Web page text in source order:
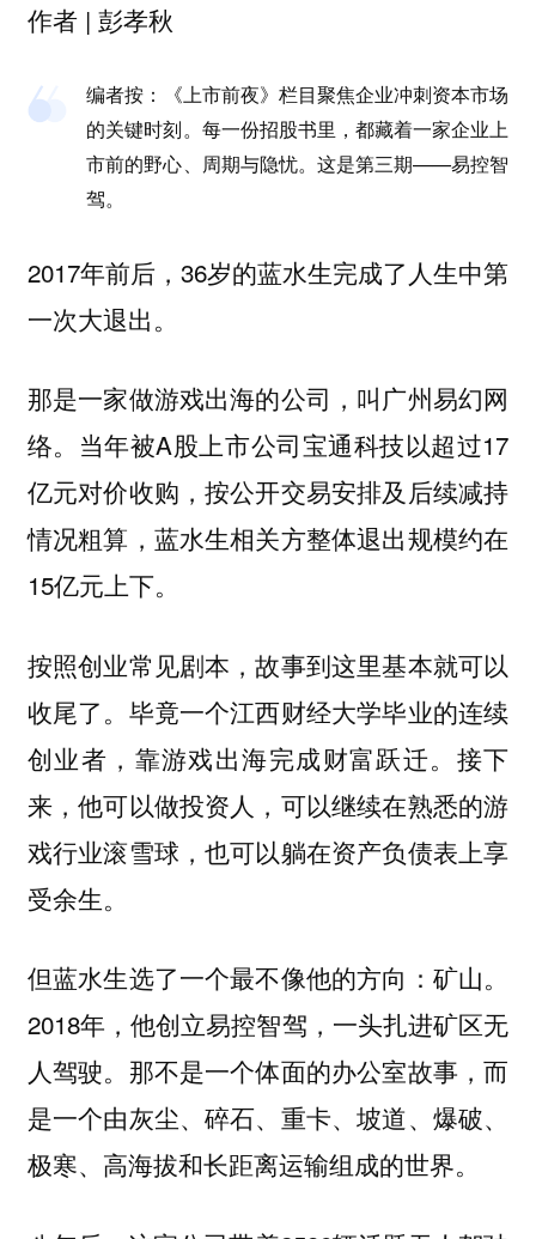
作者 | 彭孝秋
编者按：
《上市前夜》栏目聚焦企业冲刺资本市场
的关键时刻。每一份招股书里，都藏着一家企业上
市前的野心、周期与隐忧。这是第三期——易控智
驾。
2017年前后，36岁的蓝水生完成了人生中第
一次大退出。
那是一家做游戏出海的公司，叫广州易幻网
络。当年被A股上市公司宝通科技以超过17
亿元对价收购，按公开交易安排及后续减持
情况粗算，蓝水生相关方整体退出规模约在
15亿元上下。
按照创业常见剧本，故事到这里基本就可以
收尾了。毕竟一个江西财经大学毕业的连续
创业者，靠游戏出海完成财富跃迁。接下
来，他可以做投资人，可以继续在熟悉的游
戏行业滚雪球，也可以躺在资产负债表上享
受余生。
但蓝水生选了一个最不像他的方向：矿山。
2018年，他创立易控智驾，一头扎进矿区无
人驾驶。那不是一个体面的办公室故事，而
是一个由灰尘、碎石、重卡、坡道、爆破、
极寒、高海拔和长距离运输组成的世界。